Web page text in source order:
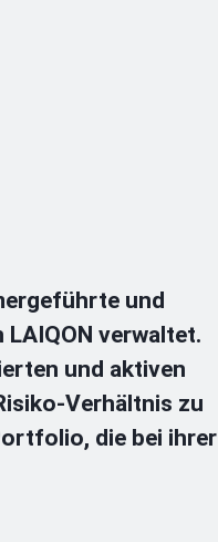
und
verwaltet.
und aktiven
Verhältnis zu
die bei ihrer